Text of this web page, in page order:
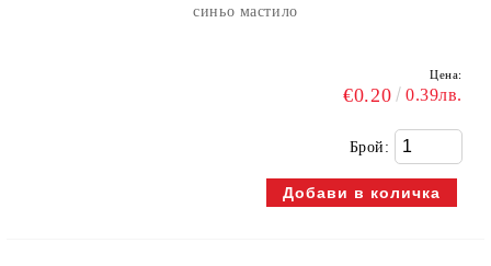
синьо мастило
Цена:
€0.20 0.39лв.
Брой: